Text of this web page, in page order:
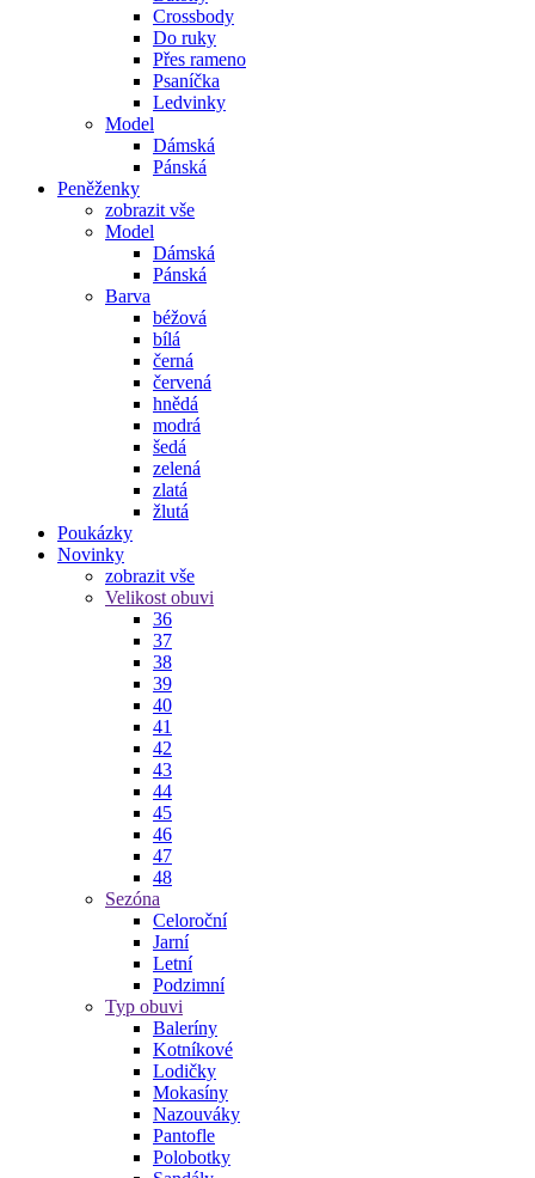
Crossbody
Do ruky
Přes rameno
Psaníčka
Ledvinky
Model
Dámská
Pánská
Peněženky
zobrazit vše
Model
Dámská
Pánská
Barva
béžová
bílá
černá
červená
hnědá
modrá
šedá
zelená
zlatá
žlutá
Poukázky
Novinky
zobrazit vše
Velikost obuvi
36
37
38
39
40
41
42
43
44
45
46
47
48
Sezóna
Celoroční
Jarní
Letní
Podzimní
Typ obuvi
Baleríny
Kotníkové
Lodičky
Mokasíny
Nazouváky
Pantofle
Polobotky